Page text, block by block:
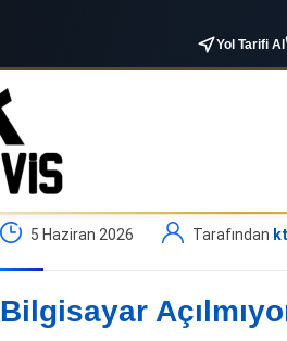
Yol Tarifi Al
5 Haziran 2026 Tarafından
Bilgisayar